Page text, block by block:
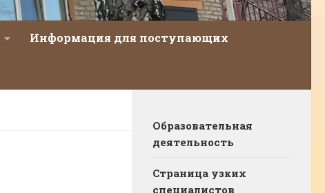
Информация для поступающих
Образовательная
деятельность
Страница узких
специалистов